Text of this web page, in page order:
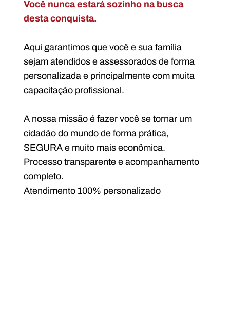
Você nunca estará sozinho na busca
desta conquista.
Aqui garantimos que você e sua família
sejam atendidos e assessorados de forma
personalizada e principalmente com muita
capacitação profissional.
A nossa missão é fazer você se tornar um
cidadão do mundo de forma prática,
SEGURA e muito mais econômica.
Processo transparente e acompanhamento
completo.
Atendimento 100% personalizado